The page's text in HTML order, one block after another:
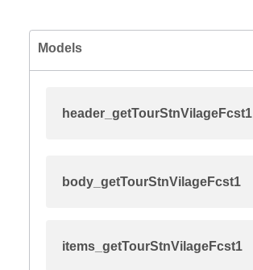
Models
header_getTourStnVilageFcst1
body_getTourStnVilageFcst1
items_getTourStnVilageFcst1